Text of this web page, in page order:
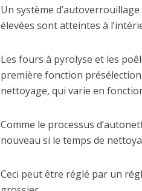
Un système
élevées sont atteintes à
Les fours à pyrolyse et les
première fonction
nettoyage, qui varie en
Comme le processus
nouveau si le temps de
Ceci peut être réglé par un